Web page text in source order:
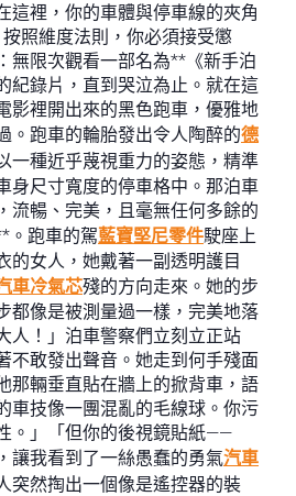
這裡，你的車體與停車線的夾角
照維度法則，你必須接受懲
無限次觀看一部名為**《新手泊
紀錄片，直到哭泣為止。就在這
影裡開出來的黑色跑車，優雅地
。跑車的輪胎發出令人陶醉的德
一種近乎蔑視重力的姿態，精準
身尺寸寬度的停車格中。那泊車
流暢、完美，且毫無任何多餘的
。跑車的駕藍寶堅尼零件駛座上
的女人，她戴著一副透明護目
車冷氣芯殘的方向走來。她的步
都像是被測量過一樣，完美地落
人！」泊車警察們立刻立正站
不敢發出聲音。她走到何手殘面
那輛垂直貼在牆上的掀背車，語
車技像一團混亂的毛線球。你污
。」「但你的後視鏡貼紙——
，讓我看到了一絲愚蠢的勇氣汽車
突然掏出一個像是遙控器的裝